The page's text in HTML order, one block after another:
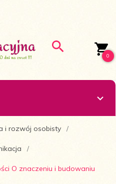
0
i rozwój osobisty
O znaczeniu i budowaniu